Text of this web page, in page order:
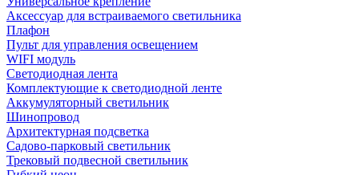
Аксессуар для встраиваемого светильника
Плафон
Пульт для управления освещением
WIFI модуль
Светодиодная лента
Комплектующие к светодиодной ленте
Аккумуляторный светильник
Шинопровод
Архитектурная подсветка
Садово-парковый светильник
Трековый подвесной светильник